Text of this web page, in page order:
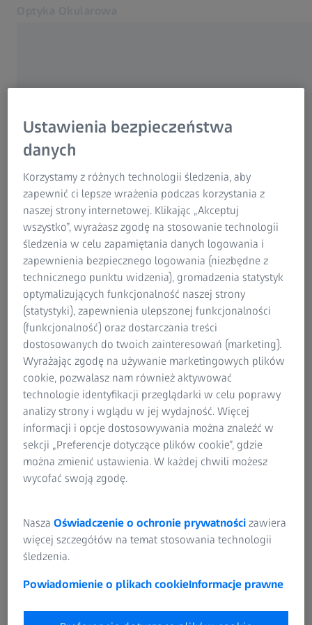
Twój wzrok
O nas
Znajdź optyka
Dla optyków i okulistów
Powiązane strony WWW firmy ZEISS
Dla optyków i okulistów
ZEISS Sunlens
Informacje o produktach i instrukcje
Grupa ZEISS
CZĘSTO UŻYWANE
Dlaczego dobre widzenie jest takie
ważne
Soczewki progresywne
Okulary do dali i bliży
Test widzenia online
Produkty do czyszczenia i chusteczki do
czyszczenia okularów
O FIRMIE ZEISS
Kariera
Compliance
Ustawienia bezpieczeństwa
danych
Korzystamy z różnych technologii śledzenia, aby
zapewnić ci lepsze wrażenia podczas korzystania z
naszej strony internetowej. Klikając „Akceptuj
wszystko”, wyrażasz zgodę na stosowanie technologii
śledzenia w celu zapamiętania danych logowania i
zapewnienia bezpiecznego logowania (niezbędne z
technicznego punktu widzenia), gromadzenia statystyk
optymalizujących funkcjonalność naszej strony
(statystyki), zapewnienia ulepszonej funkcjonalności
(funkcjonalność) oraz dostarczania treści
dostosowanych do twoich zainteresowań (marketing).
Wyrażając zgodę na używanie marketingowych plików
cookie, pozwalasz nam również aktywować
technologie identyfikacji przeglądarki w celu poprawy
analizy strony i wglądu w jej wydajność. Więcej
informacji i opcje dostosowywania można znaleźć w
sekcji „Preferencje dotyczące plików cookie”, gdzie
można zmienić ustawienia. W każdej chwili możesz
wycofać swoją zgodę.
NaszaOświadczenie o ochronie prywatności zawiera
więcej szczegółów na temat stosowania technologii
śledzenia.
Powiadomienie o plikach cookieInformacje prawne